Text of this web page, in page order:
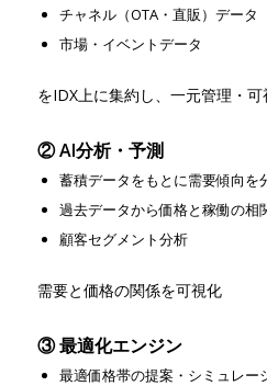
チャネル（OTA・直販）データ
市場・イベントデータ
をIDX上に集約し、一元管理・可
② AI分析・予測
蓄積データをもとに需要傾向を
過去データから価格と稼働の相
顧客セグメント分析
需要と価格の関係を可視化
③ 最適化エンジン
最適価格帯の提案・シミュレー